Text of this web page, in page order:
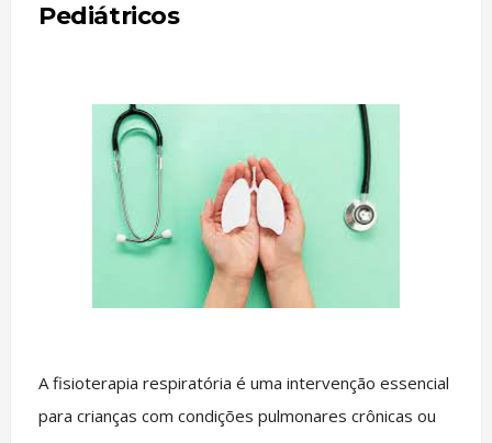
Pediátricos
A fisioterapia respiratória é uma intervenção essencial
para crianças com condições pulmonares crônicas ou